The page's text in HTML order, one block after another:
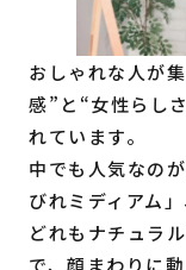
おしゃれな人が
感”と“女性らし
れています。
中でも人気なの
びれミディアム
どれもナチュラ
で、顔まわりに